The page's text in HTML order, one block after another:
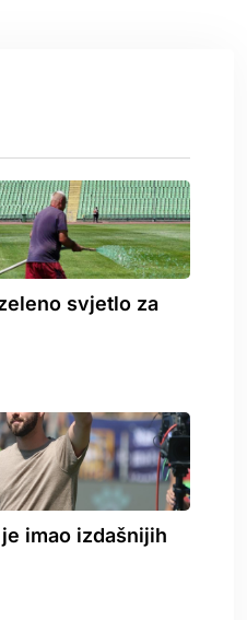
svjetlo za
imao izdašnijih